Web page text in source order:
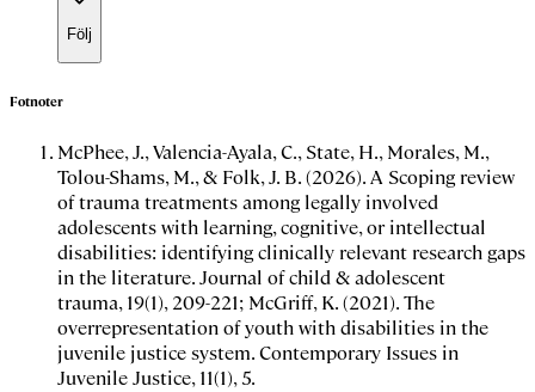
Följ
Fotnoter
McPhee, J., Valencia-Ayala, C., State, H., Morales, M.,
Tolou-Shams, M., & Folk, J. B. (2026). A Scoping review
of trauma treatments among legally involved
adolescents with learning, cognitive, or intellectual
disabilities: identifying clinically relevant research gaps
in the literature.Journal of child & adolescent
trauma,19(1), 209-221; McGriff, K. (2021). The
overrepresentation of youth with disabilities in the
juvenile justice system.Contemporary Issues in
Juvenile Justice,11(1), 5.